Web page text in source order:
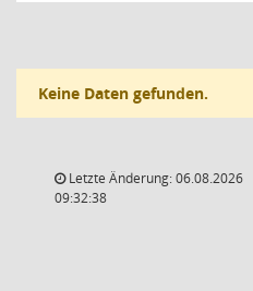
Keine Daten gefunden.
Letzte Änderung: 06.08.2026
09:32:38